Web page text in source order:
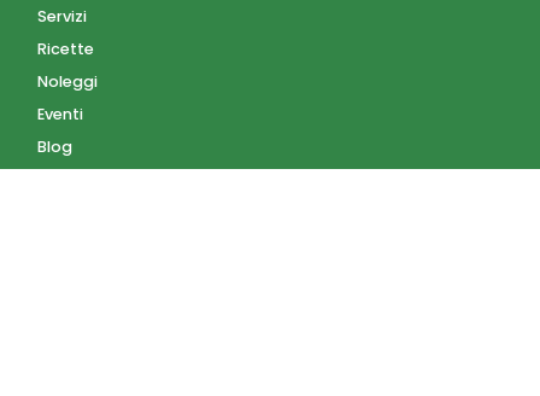
Servizi
Ricette
Noleggi
Eventi
Blog